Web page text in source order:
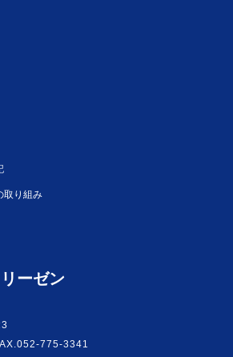
取り組み
ーゼン
775-3341